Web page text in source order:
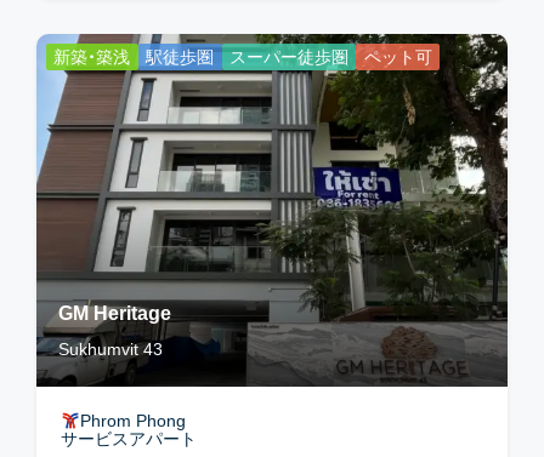
新築・築浅 駅徒歩圏 スーパー徒歩圏 ペット可
GM Heritage
Sukhumvit 43
Phrom Phong
サービスアパート